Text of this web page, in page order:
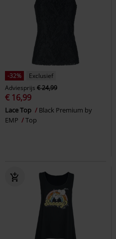
-32%
Exclusief
Adviesprijs € 24,99
€ 16,99
Lace Top
Black Premium by
EMP
Top